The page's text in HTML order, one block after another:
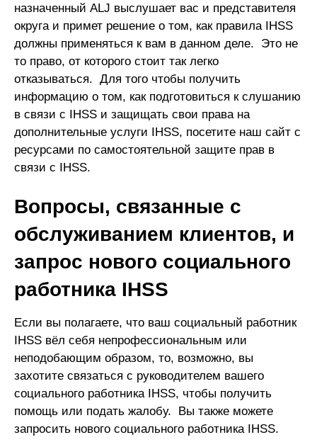
назначенный ALJ выслушает вас и представителя
округа и примет решение о том, как правила IHSS
должны применяться к вам в данном деле. Это не
то право, от которого стоит так легко
отказываться. Для того чтобы получить
информацию о том, как подготовиться к слушанию
в связи с IHSS и защищать свои права на
дополнительные услуги IHSS, посетите наш сайт с
ресурсами по самостоятельной защите прав в
связи с IHSS.
Вопросы, связанные с
обслуживанием клиентов, и
запрос нового социального
работника IHSS
Если вы полагаете, что ваш социальный работник
IHSS вёл себя непрофессиональным или
неподобающим образом, то, возможно, вы
захотите связаться с руководителем вашего
социального работника IHSS, чтобы получить
помощь или подать жалобу. Вы также можете
запросить нового социального работника IHSS.